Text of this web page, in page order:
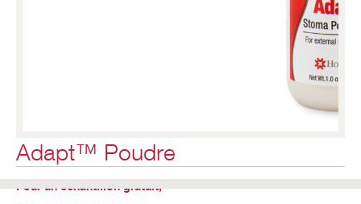
Adapt™ Poudre​
Pour un échantillon gratuit,